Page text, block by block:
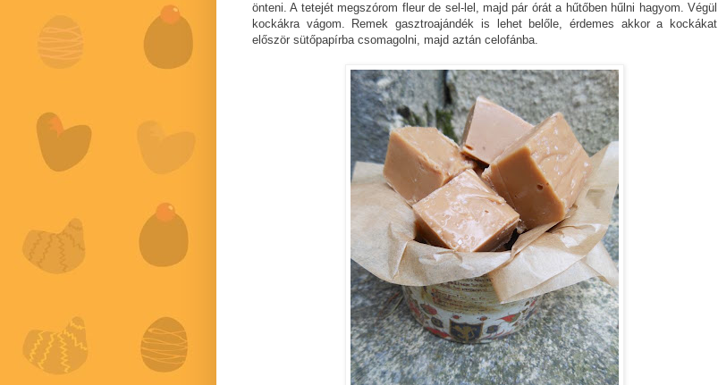
önteni. A tetejét megszórom fleur de sel-lel, majd pár órát a hűtőben hűlni hagyom. Végül
kockákra vágom. Remek gasztroajándék is lehet belőle, érdemes akkor a kockákat
először sütőpapírba csomagolni, majd aztán celofánba.